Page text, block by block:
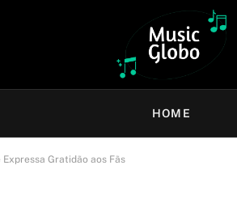
HOME
Gratidão aos Fãs